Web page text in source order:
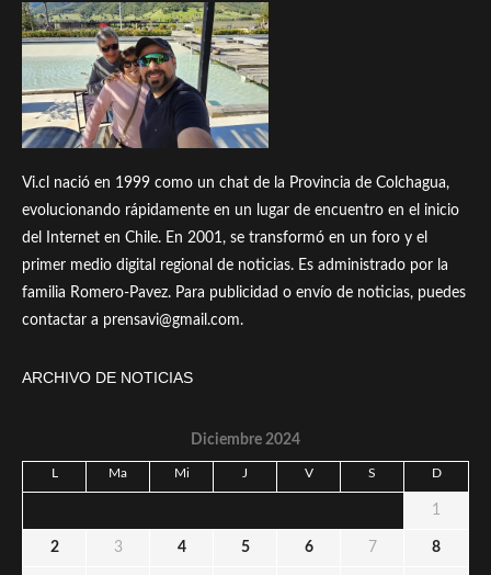
Vi.cl nació en 1999 como un chat de la Provincia de Colchagua,
evolucionando rápidamente en un lugar de encuentro en el inicio
del Internet en Chile. En 2001, se transformó en un foro y el
primer medio digital regional de noticias. Es administrado por la
familia Romero-Pavez. Para publicidad o envío de noticias, puedes
contactar a prensavi@gmail.com.
ARCHIVO DE NOTICIAS
Diciembre 2024
L Ma Mi J V S D
1
2 3 4 5 6 7 8